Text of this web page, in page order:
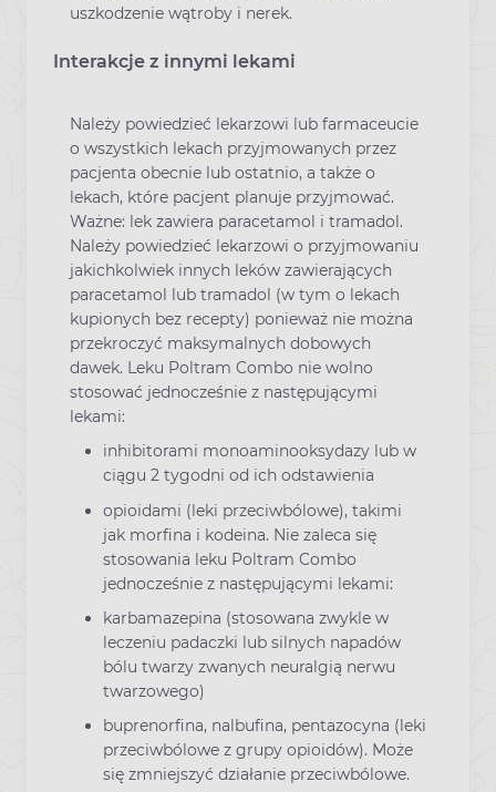
uszkodzenie wątroby i nerek.
Interakcje z innymi lekami
Należy powiedzieć lekarzowi lub farmaceucie
o wszystkich lekach przyjmowanych przez
pacjenta obecnie lub ostatnio, a także o
lekach, które pacjent planuje przyjmować.
Ważne: lek zawiera paracetamol i tramadol.
Należy powiedzieć lekarzowi o przyjmowaniu
jakichkolwiek innych leków zawierających
paracetamol lub tramadol (w tym o lekach
kupionych bez recepty) ponieważ nie można
przekroczyć maksymalnych dobowych
dawek. Leku Poltram Combo nie wolno
stosować jednocześnie z następującymi
lekami:
inhibitorami monoaminooksydazy lub w
ciągu 2 tygodni od ich odstawienia
opioidami (leki przeciwbólowe), takimi
jak morfina i kodeina. Nie zaleca się
stosowania leku Poltram Combo
jednocześnie z następującymi lekami:
karbamazepina (stosowana zwykle w
leczeniu padaczki lub silnych napadów
bólu twarzy zwanych neuralgią nerwu
twarzowego)
buprenorfina, nalbufina, pentazocyna (leki
przeciwbólowe z grupy opioidów). Może
się zmniejszyć działanie przeciwbólowe.